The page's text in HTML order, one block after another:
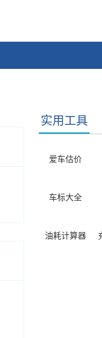
实用工具
爱车估价
车标大全
油耗计算器